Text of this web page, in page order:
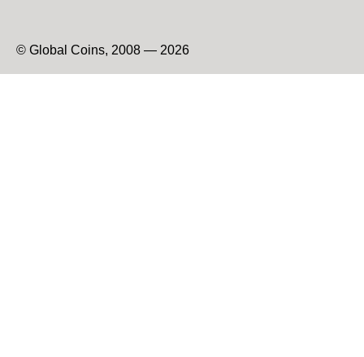
© Global Coins, 2008 — 2026